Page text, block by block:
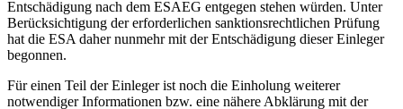
Entschädigung nach dem ESAEG entgegen stehen würden. Unter
Berücksichtigung der erforderlichen sanktionsrechtlichen Prüfung
hat die ESA daher nunmehr mit der Entschädigung dieser Einleger
begonnen.
Für einen Teil der Einleger ist noch die Einholung weiterer
notwendiger Informationen bzw. eine nähere Abklärung mit der